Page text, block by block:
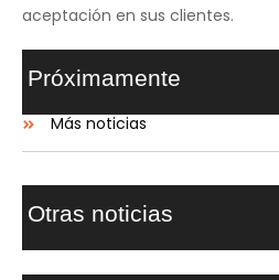
aceptación en sus clientes.
Próximamente
Más noticias
Otras noticias